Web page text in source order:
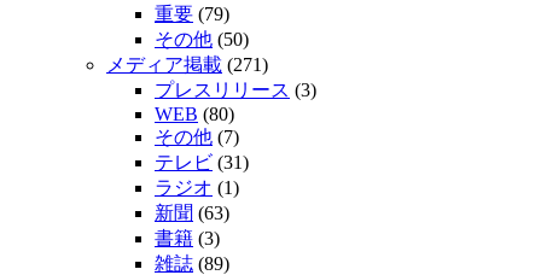
重要 (79)
その他 (50)
メディア掲載 (271)
プレスリリース (3)
WEB (80)
その他 (7)
テレビ (31)
ラジオ (1)
新聞 (63)
書籍 (3)
雑誌 (89)